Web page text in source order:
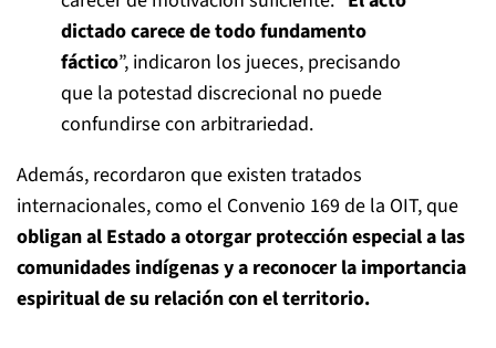
dictado carece de todo fundamento
fáctico”, indicaron los jueces, precisando
que la potestad discrecional no puede
confundirse con arbitrariedad.
Además, recordaron que existen tratados
internacionales, como el Convenio 169 de la OIT, que
obligan al Estado a otorgar protección especial a las
comunidades indígenas y a reconocer la importancia
espiritual de su relación con el territorio.